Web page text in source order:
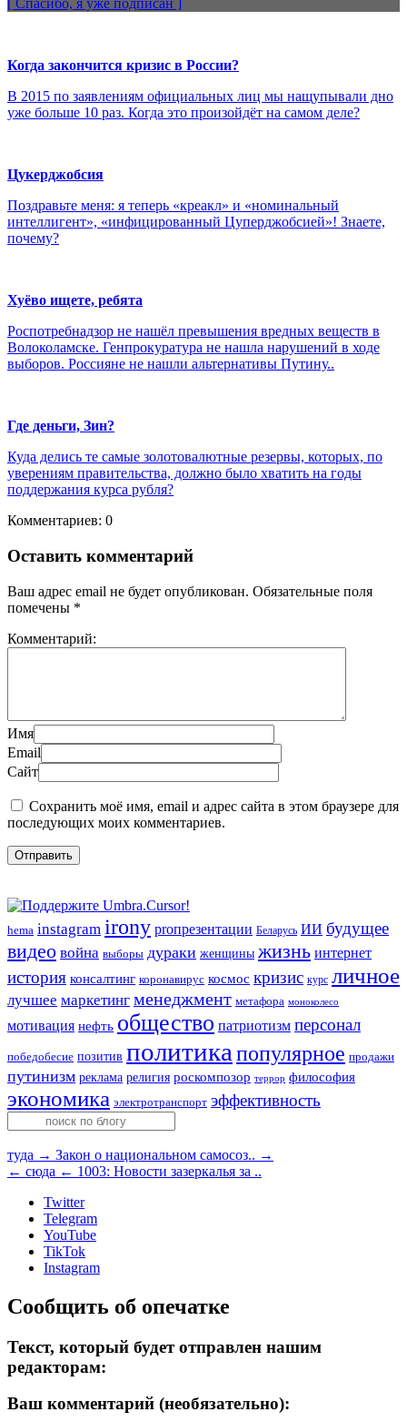
[ Спасибо, я уже подписан ]
Когда закончится кризис в России?
В 2015 по заявлениям официальных лиц мы нащупывали дно
уже больше 10 раз. Когда это произойдёт на самом деле?
Цукерджобсия
Поздравьте меня: я теперь «креакл» и «номинальный
интеллигент», «инфицированный Цуперджобсией»! Знаете,
почему?
Хуёво ищете, ребята
Роспотребнадзор не нашёл превышения вредных веществ в
Волоколамске. Генпрокуратура не нашла нарушений в ходе
выборов. Россияне не нашли альтернативы Путину..
Где деньги, Зин?
Куда делись те самые золотовалютные резервы, которых, по
уверениям правительства, должно было хватить на годы
поддержания курса рубля?
Комментариев: 0
Оставить комментарий
Ваш адрес email не будет опубликован. Обязательные поля
помечены *
Комментарий:
Имя
Email
Сайт
Сохранить моё имя, email и адрес сайта в этом браузере для
последующих моих комментариев.
hema instagram irony proпрезентации Беларусь ИИ будущее
видео война выборы дураки женщины жизнь интернет
история консалтинг коронавирус космос кризис курс личное
лучшее маркетинг менеджмент метафора моноколесо
мотивация нефть общество патриотизм персонал
победобесие позитив политика популярное продажи
путинизм реклама религия роскомпозор террор философия
экономика электротранспорт эффективность
туда → Закон о национальном самосоз.. →
← сюда ← 1003: Новости зазеркалья за ..
Twitter
Telegram
YouTube
TikTok
Instagram
Сообщить об опечатке
Текст, который будет отправлен нашим
редакторам:
Ваш комментарий (необязательно):